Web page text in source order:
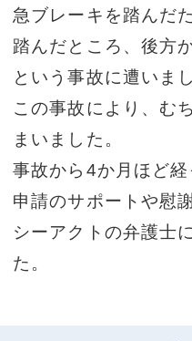
急ブレーキを踏んだ
踏んだところ、後方
という事故に遭いま
この事故により、む
まいました。
事故から4か月ほど
申請のサポートや慰
シーアクトの弁護士
た。